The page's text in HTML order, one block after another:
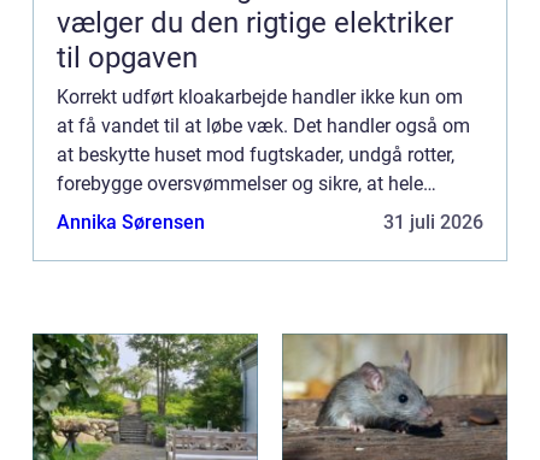
vælger du den rigtige elektriker
til opgaven
Korrekt udført kloakarbejde handler ikke kun om
at få vandet til at løbe væk. Det handler også om
at beskytte huset mod fugtskader, undgå rotter,
forebygge oversvømmelser og sikre, at hele
afløbssys...
Annika Sørensen 31 juli 2026